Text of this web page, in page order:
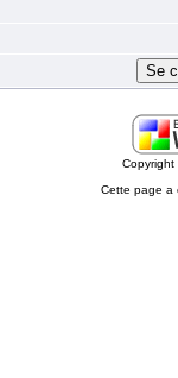
Cette page a